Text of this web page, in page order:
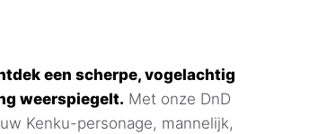
een scherpe, vogelachtig
weerspiegelt. Met onze DnD
Kenku-personage, mannelijk,